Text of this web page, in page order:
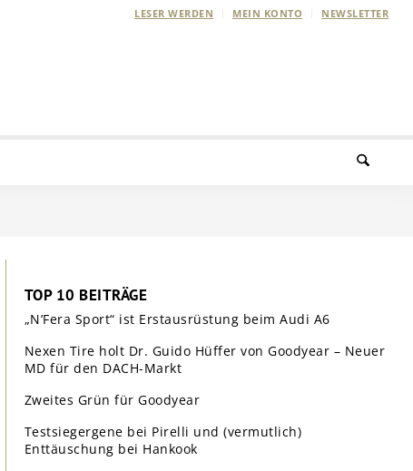
LESER WERDEN MEIN KONTO NEWSLETTER
TOP 10 BEITRÄGE
„N’Fera Sport“ ist Erstausrüstung beim Audi A6
Nexen Tire holt Dr. Guido Hüffer von Goodyear – Neuer
MD für den DACH-Markt
Zweites Grün für Goodyear
Testsiegergene bei Pirelli und (vermutlich)
Enttäuschung bei Hankook